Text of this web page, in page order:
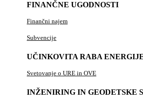
FINANČNE UGODNOSTI
Finančni najem
Subvencije
UČINKOVITA RABA
Svetovanje o URE in OVE
INŽENIRING IN GEODETSKE